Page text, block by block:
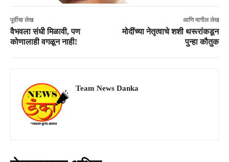
पूर्वीचा लेख
वैभवला संधी मिळावी, पण
कोणालाही वगळून नाही!
आणि मागील लेख
मोदींच्या नेतृत्वाचे शशी थरूरांकडून
पुन्हा कौतुक
Team News Danka